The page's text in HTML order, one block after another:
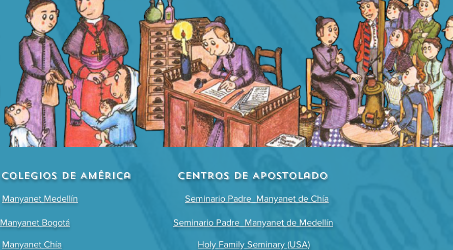
Colegios DE América
Manyanet Medellín
Manyanet Bogotá
Manyanet Chía
Centros de Apostolado
Seminario Padre Manyanet de Chía
Seminario Padre Manyanet de Medellín
Holy Family Seminary (USA)